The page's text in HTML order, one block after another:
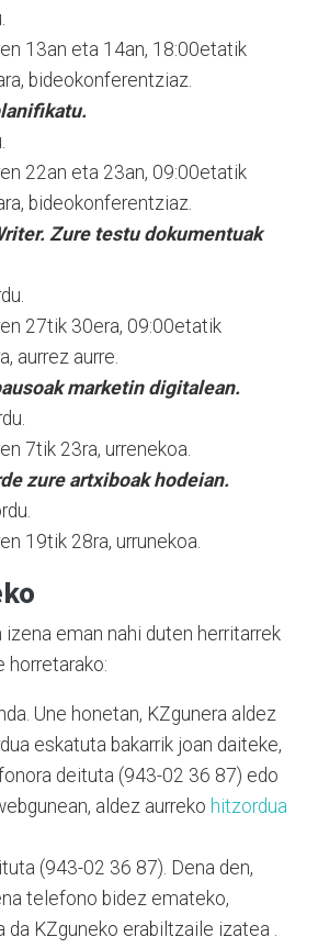
13an eta 14an, 18:00etatik
bideokonferentziaz.
22an eta 23an, 09:00etatik
bideokonferentziaz.
Zure testu dokumentuak
27tik 30era, 09:00etatik
aurrez aurre.
marketin digitalean.
7tik 23ra, urrenekoa.
zure artxiboak hodeian.
19tik 28ra, urrunekoa.
izena eman nahi duten herritarrek
horretarako:
Une honetan, KZgunera aldez
eskatuta bakarrik joan daiteke,
deituta (943-02 36 87) edo
aldez aurreko hitzordua
(943-02 36 87). Dena den,
telefono bidez emateko,
da KZguneko erabiltzaile izatea .